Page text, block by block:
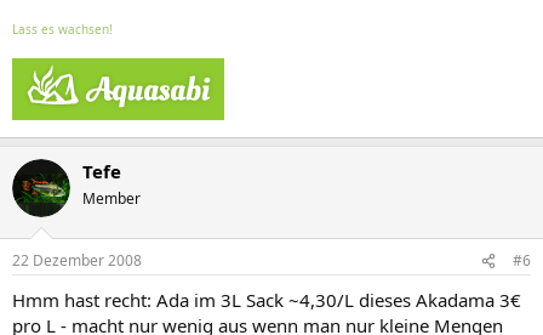
Lass es wachsen!
Tefe
Member
22 Dezember 2008 #6
Hmm hast recht: Ada im 3L Sack ~4,30/L dieses Akadama 3€
pro L - macht nur wenig aus wenn man nur kleine Mengen